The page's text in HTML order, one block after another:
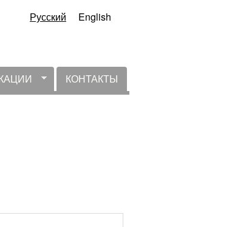
Русский English
КОНТАКТЫ